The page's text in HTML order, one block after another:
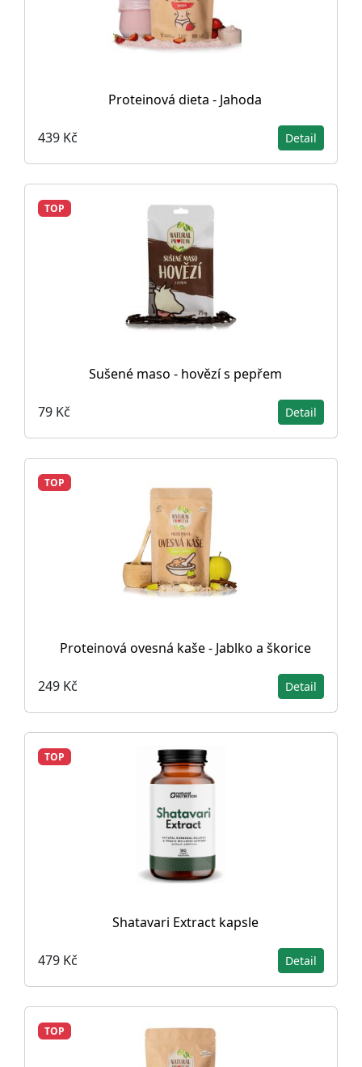
Proteinová dieta - Jahoda
439 Kč Detail
TOP
Sušené maso - hovězí s pepřem
79 Kč Detail
TOP
Proteinová ovesná kaše - Jablko a škorice
249 Kč Detail
TOP
Shatavari Extract kapsle
479 Kč Detail
TOP